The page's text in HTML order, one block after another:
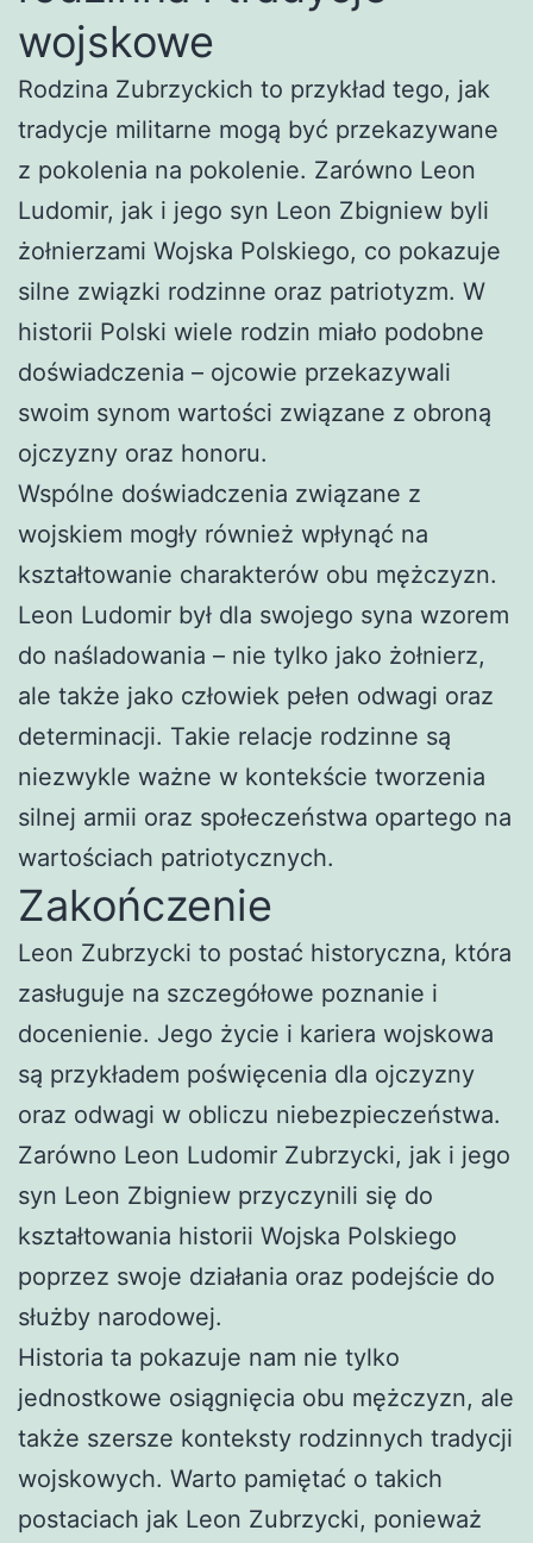
wojskowe
Rodzina Zubrzyckich to przykład tego, jak
tradycje militarne mogą być przekazywane
z pokolenia na pokolenie. Zarówno Leon
Ludomir, jak i jego syn Leon Zbigniew byli
żołnierzami Wojska Polskiego, co pokazuje
silne związki rodzinne oraz patriotyzm. W
historii Polski wiele rodzin miało podobne
doświadczenia – ojcowie przekazywali
swoim synom wartości związane z obroną
ojczyzny oraz honoru.
Wspólne doświadczenia związane z
wojskiem mogły również wpłynąć na
kształtowanie charakterów obu mężczyzn.
Leon Ludomir był dla swojego syna wzorem
do naśladowania – nie tylko jako żołnierz,
ale także jako człowiek pełen odwagi oraz
determinacji. Takie relacje rodzinne są
niezwykle ważne w kontekście tworzenia
silnej armii oraz społeczeństwa opartego na
wartościach patriotycznych.
Zakończenie
Leon Zubrzycki to postać historyczna, która
zasługuje na szczegółowe poznanie i
docenienie. Jego życie i kariera wojskowa
są przykładem poświęcenia dla ojczyzny
oraz odwagi w obliczu niebezpieczeństwa.
Zarówno Leon Ludomir Zubrzycki, jak i jego
syn Leon Zbigniew przyczynili się do
kształtowania historii Wojska Polskiego
poprzez swoje działania oraz podejście do
służby narodowej.
Historia ta pokazuje nam nie tylko
jednostkowe osiągnięcia obu mężczyzn, ale
także szersze konteksty rodzinnych tradycji
wojskowych. Warto pamiętać o takich
postaciach jak Leon Zubrzycki, ponieważ